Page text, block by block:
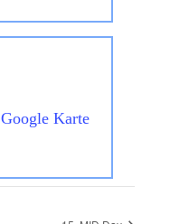
Google Karte